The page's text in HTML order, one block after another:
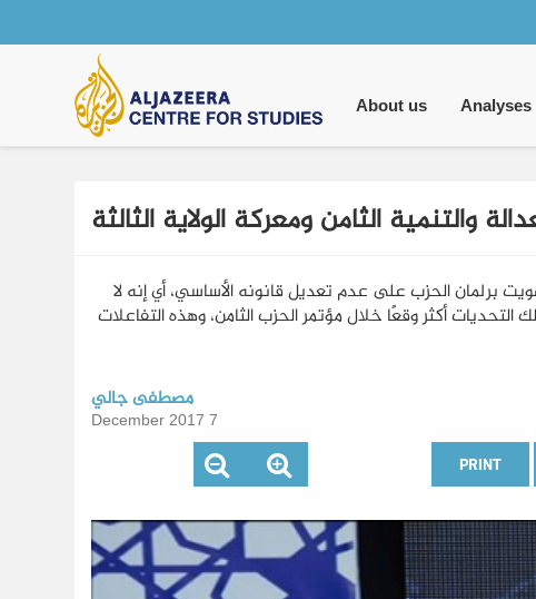
Main
navigation
About us Analyses
والتنمية الثامن ومعركة الولاية الثالثة
برلمان الحزب على عدم تعديل قانونه الأساسي، أي إنه لا
التحديات أكثر وقعًا خلال مؤتمر الحزب الثامن، وهذه التفاعلات
مصطفى جالي
7 December 2017
PRINT